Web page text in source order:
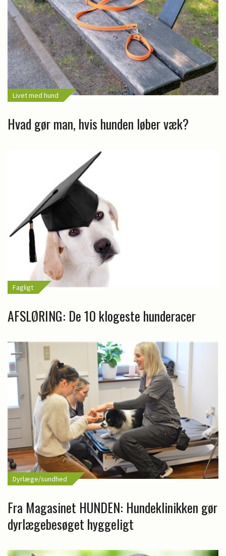
Livet med hund
Hvad gør man, hvis hunden løber væk?
Fagligt
AFSLØRING: De 10 klogeste hunderacer
Dyrlæge/sundhed
Fra Magasinet HUNDEN: Hundeklinikken gør
dyrlægebesøget hyggeligt